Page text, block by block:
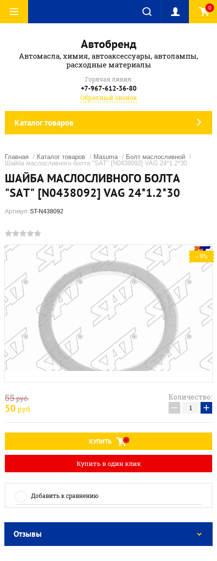
0
Автобренд
Автомасла, химия, автоаксессуары, автолампы,
расходные материалы
Горячая линия:
+7-967-612-36-80
Обратный звонок
Каталог товаров
Главная / Каталог товаров / Masuma / Болт маслосливной /
Шайба маслосливного болта "SAT" [N0438092] VAG 24*1.2*30
ШАЙБА МАСЛОСЛИВНОГО БОЛТА
"SAT" [N0438092] VAG 24*1.2*30
Артикул: ST-N438092
- 9%
55руб.
50 руб.
Количество:
− +
КУПИТЬ
Купить в один клик
Добавить к сравнению
Отзывы